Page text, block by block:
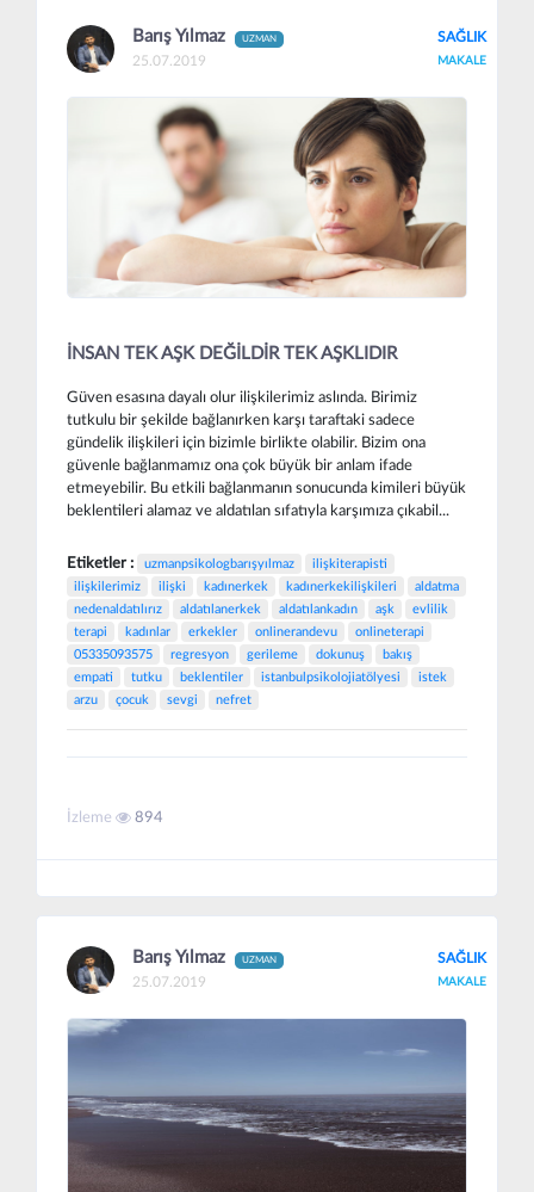
Barış Yılmaz UZMAN
25.07.2019
SAĞLIK
MAKALE
İNSAN TEK AŞK DEĞİLDİR TEK AŞKLIDIR
Güven esasına dayalı olur ilişkilerimiz aslında. Birimiz
tutkulu bir şekilde bağlanırken karşı taraftaki sadece
gündelik ilişkileri için bizimle birlikte olabilir. Bizim ona
güvenle bağlanmamız ona çok büyük bir anlam ifade
etmeyebilir. Bu etkili bağlanmanın sonucunda kimileri büyük
beklentileri alamaz ve aldatılan sıfatıyla karşımıza çıkabil...
Etiketler : uzmanpsikologbarışyılmaz
ilişkiterapisti
ilişkilerimiz
ilişki kadınerkek kadınerkekilişkileri
aldatma
nedenaldatılırız
aldatılanerkek aldatılankadın aşk
evlilik
terapi
kadınlar erkekler onlinerandevu
onlineterapi
05335093575
regresyon gerileme dokunuş
bakış
empati
tutku beklentiler istanbulpsikolojiatölyesi
istek
arzu
çocuk sevgi nefret
İzleme 894
Barış Yılmaz UZMAN
25.07.2019
SAĞLIK
MAKALE